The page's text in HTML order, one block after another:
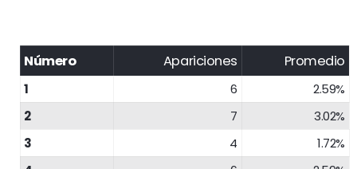
Número Apariciones Promedio
1 6
2.59%
2
7
3.02%
3
4
1.72%